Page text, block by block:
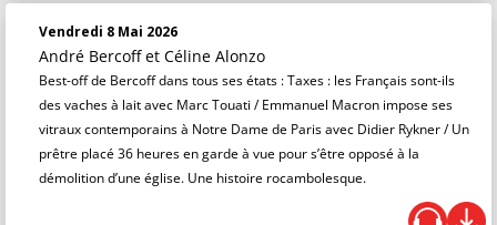
Vendredi 8 Mai 2026
André Bercoff et Céline Alonzo
Best-off de Bercoff dans tous ses états : Taxes : les Français sont-ils
des vaches à lait avec Marc Touati / Emmanuel Macron impose ses
vitraux contemporains à Notre Dame de Paris avec Didier Rykner / Un
prêtre placé 36 heures en garde à vue pour s’être opposé à la
démolition d’une église. Une histoire rocambolesque.